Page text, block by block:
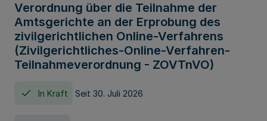
Verordnung über die Teilnahme der
Amtsgerichte an der Erprobung des
zivilgerichtlichen Online-Verfahrens
(Zivilgerichtliches-Online-Verfahren-
Teilnahmeverordnung - ZOVTnVO)
In Kraft Seit 30. Juli 2026